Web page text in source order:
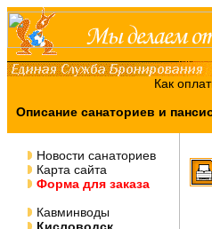
Как
Описание санаториев и
Новости санаториев
Карта сайта
Форма для заказа
Кавминводы